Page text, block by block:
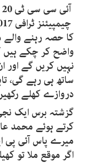
کا حصہ رہنے
واضح کر چکے ہیں
نہیں کریں گے اور
ساتھ ہی رہے گی،
دروازے کھلے
گزشتہ برس ایک
کرتے ہوئے محمد
میرے پاس آئی پی
اگر موقع ملا تو